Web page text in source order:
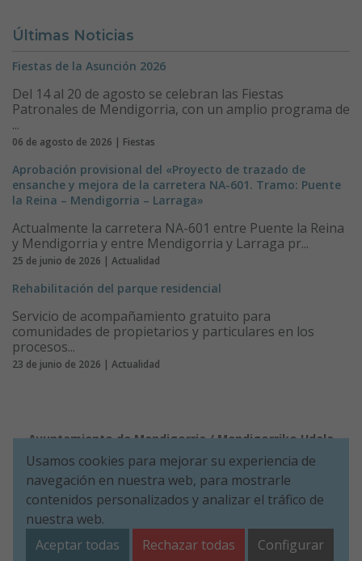
Últimas Noticias
Fiestas de la Asunción 2026
Del 14 al 20 de agosto se celebran las Fiestas
Patronales de Mendigorria, con un amplio programa de
...
06 de agosto de 2026 | Fiestas
Aprobación provisional del «Proyecto de trazado de
ensanche y mejora de la carretera NA-601. Tramo: Puente
la Reina – Mendigorria – Larraga»
Actualmente la carretera NA-601 entre Puente la Reina
y Mendigorria y entre Mendigorria y Larraga pr...
25 de junio de 2026 | Actualidad
Rehabilitación del parque residencial
Servicio de acompañamiento gratuito para
comunidades de propietarios y particulares en los
procesos...
23 de junio de 2026 | Actualidad
Ayuntamiento de Mendigorria / Mendigorriko Udala
Aviso legal
Política de Cookies
Accesibilidad
Política de Seguridad de la información
Aviso de privacidad
Plaza de Los Fueros, 1º - 31150 Mendigorria (NAVARRA)
Tel. 948 34 00 11
ayuntamiento@mendigorria.es
Usamos cookies para mejorar su experiencia de
navegación en nuestra web, para mostrarle
contenidos personalizados y analizar el tráfico de
nuestra web.
Aceptar todas
Rechazar todas Configurar